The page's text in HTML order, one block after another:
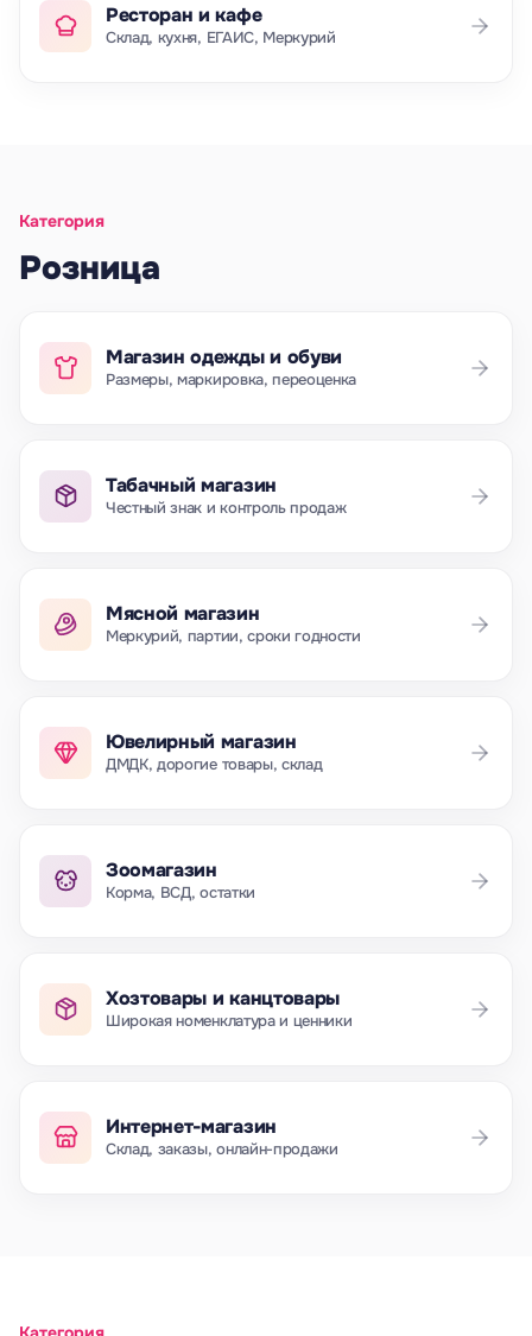
Ресторан и кафе
Склад, кухня, ЕГАИС, Меркурий
Категория
Розница
Магазин одежды и обуви
Размеры, маркировка, переоценка
Табачный магазин
Честный знак и контроль продаж
Мясной магазин
Меркурий, партии, сроки годности
Ювелирный магазин
ДМДК, дорогие товары, склад
Зоомагазин
Корма, ВСД, остатки
Хозтовары и канцтовары
Широкая номенклатура и ценники
Интернет-магазин
Склад, заказы, онлайн-продажи